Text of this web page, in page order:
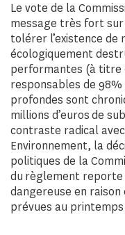
Le vote de la
message très fort
tolérer l’existence de
écologiquement
performantes (à titre
responsables de 98%
profondes sont
millions d’euros de
contraste radical
Environnement, la
politiques de la
du règlement reporte
dangereuse en
prévues au printemps